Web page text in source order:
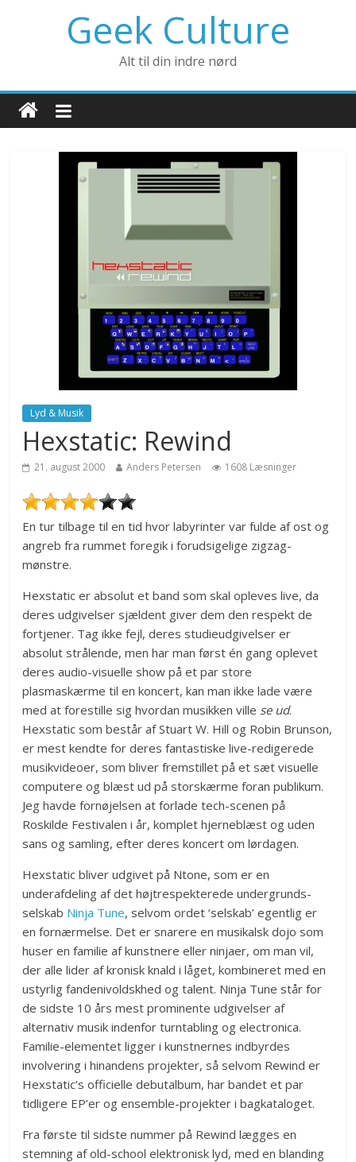
Geek Culture
Alt til din indre nørd
Lyd & Musik
Hexstatic: Rewind
21. august 2000 Anders Petersen 1608 Læsninger
En tur tilbage til en tid hvor labyrinter var fulde af ost og
angreb fra rummet foregik i forudsigelige zigzag-
mønstre.
Hexstatic er absolut et band som skal opleves live, da
deres udgivelser sjældent giver dem den respekt de
fortjener. Tag ikke fejl, deres studieudgivelser er
absolut strålende, men har man først én gang oplevet
deres audio-visuelle show på et par store
plasmaskærme til en koncert, kan man ikke lade være
med at forestille sig hvordan musikken ville se ud.
Hexstatic som består af Stuart W. Hill og Robin Brunson,
er mest kendte for deres fantastiske live-redigerede
musikvideoer, som bliver fremstillet på et sæt visuelle
computere og blæst ud på storskærme foran publikum.
Jeg havde fornøjelsen at forlade tech-scenen på
Roskilde Festivalen i år, komplet hjerneblæst og uden
sans og samling, efter deres koncert om lørdagen.
Hexstatic bliver udgivet på Ntone, som er en
underafdeling af det højtrespekterede undergrunds-
selskab Ninja Tune, selvom ordet ‘selskab’ egentlig er
en fornærmelse. Det er snarere en musikalsk dojo som
huser en familie af kunstnere eller ninjaer, om man vil,
der alle lider af kronisk knald i låget, kombineret med en
ustyrlig fandenivoldskhed og talent. Ninja Tune står for
de sidste 10 års mest prominente udgivelser af
alternativ musik indenfor turntabling og electronica.
Familie-elementet ligger i kunstnernes indbyrdes
involvering i hinandens projekter, så selvom Rewind er
Hexstatic’s officielle debutalbum, har bandet et par
tidligere EP’er og ensemble-projekter i bagkataloget.
Fra første til sidste nummer på Rewind lægges en
stemning af old-school elektronisk lyd, med en blanding